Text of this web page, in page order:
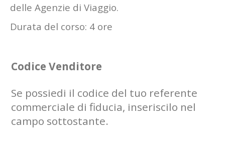
delle Agenzie di Viaggio.
Durata del corso: 4 ore
Codice Venditore
Se possiedi il codice del tuo referente
commerciale di fiducia, inseriscilo nel
campo sottostante.